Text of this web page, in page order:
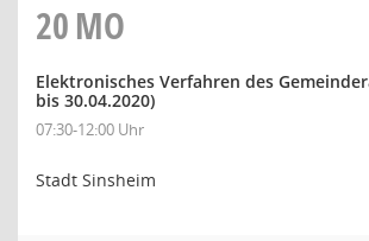
20MO
Elektronisches Verfahren des
bis 30.04.2020)
07:30-12:00 Uhr
Stadt Sinsheim